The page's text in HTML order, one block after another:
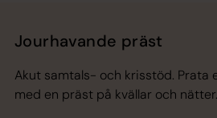
Jourhavande präst
Akut samtals- och krisstöd. Prata
med en präst på kvällar och nätter.